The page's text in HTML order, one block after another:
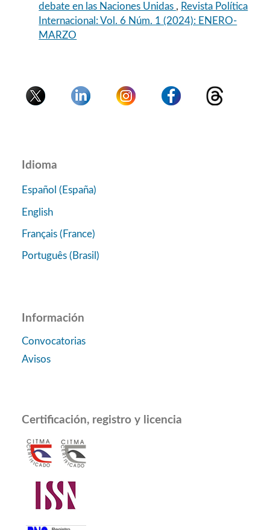
debate en las Naciones Unidas , Revista Política
Internacional: Vol. 6 Núm. 1 (2024): ENERO-
MARZO
Idioma
Español (España)
English
Français (France)
Português (Brasil)
Información
Convocatorias
Avisos
Certificación, registro y licencia